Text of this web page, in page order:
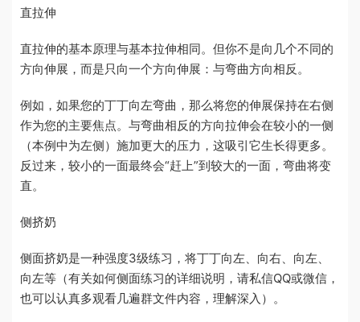
直拉伸
直拉伸的基本原理与基本拉伸相同。但你不是向几个不同的
方向伸展，而是只向一个方向伸展：与弯曲方向相反。
例如，如果您的丁丁向左弯曲，那么将您的伸展保持在右侧
作为您的主要焦点。与弯曲相反的方向拉伸会在较小的一侧
（本例中为左侧）施加更大的压力，这吸引它生长得更多。
反过来，较小的一面最终会“赶上”到较大的一面，弯曲将变
直。
侧挤奶
侧面挤奶是一种强度3级练习，将丁丁向左、向右、向左、
向左等（有关如何侧面练习的详细说明，请私信QQ或微信，
也可以认真多观看几遍群文件内容，理解深入）。